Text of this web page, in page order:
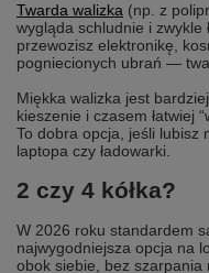
Twarda walizka (np. z
wygląda schludnie i zwykle
przewozisz elektronikę,
pogniecionych ubrań —
Miękka walizka jest
kieszenie i czasem łatwiej
To dobra opcja, jeśli lubisz
laptopa czy ładowarki.
2 czy 4 kółka?
W 2026 roku standardem
najwygodniejsza opcja na
obok siebie, bez szarpania